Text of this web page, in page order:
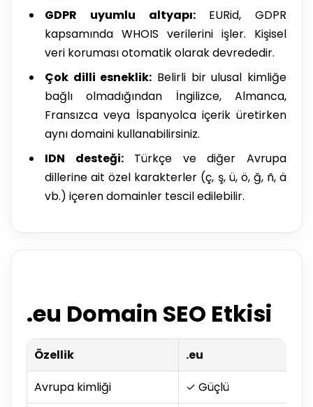
GDPR uyumlu altyapı:EURid, GDPR
kapsamında WHOIS verilerini işler. Kişisel
veri koruması otomatik olarak devrededir.
Çok dilli esneklik: Belirli bir ulusal kimliğe
bağlı olmadığından İngilizce, Almanca,
Fransızca veya İspanyolca içerik üretirken
aynı domaini kullanabilirsiniz.
IDN desteği:Türkçe ve diğer Avrupa
dillerine ait özel karakterler (ç, ş, ü, ö, ğ, ñ, ä
vb.) içeren domainler tescil edilebilir.
.eu Domain SEO Etkisi
Özellik
.eu
Avrupa kimliği
✓ Güçlü